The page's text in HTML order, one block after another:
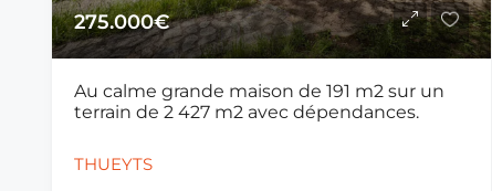
275.000€
Au calme grande maison de 191 m2 sur un
terrain de 2 427 m2 avec dépendances.
THUEYTS